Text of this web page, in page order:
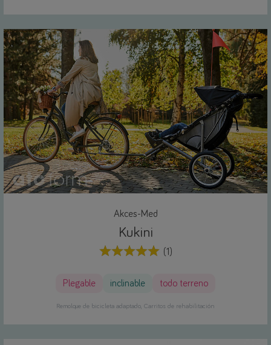
Akces-Med
Kukini
(1)
Plegable inclinable todo terreno
Remolque de bicicleta adaptado Carritos de rehabilitación